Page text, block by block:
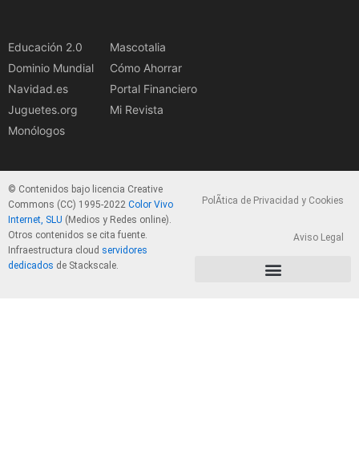
Educación 2.0
Dominio Mundial
Navidad.es
Juguetes.org
Monólogos
Mascotalia
Cómo Ahorrar
Portal Financiero
Mi Revista
© Contenidos bajo licencia Creative
Commons (CC) 1995-2022 Color Vivo
Internet, SLU (Medios y Redes online).
Otros contenidos se cita fuente.
Infraestructura cloud servidores
dedicados de Stackscale.
PolÃ­tica de Privacidad y Cookies
Aviso Legal